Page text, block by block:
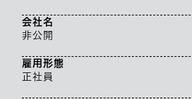
会社名
非公開
雇用形態
正社員